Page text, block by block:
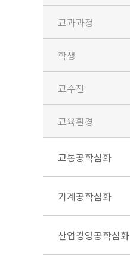
교과과정
학생
교수진
교육환경
교통공학심화
기계공학심화
산업경영공학심화